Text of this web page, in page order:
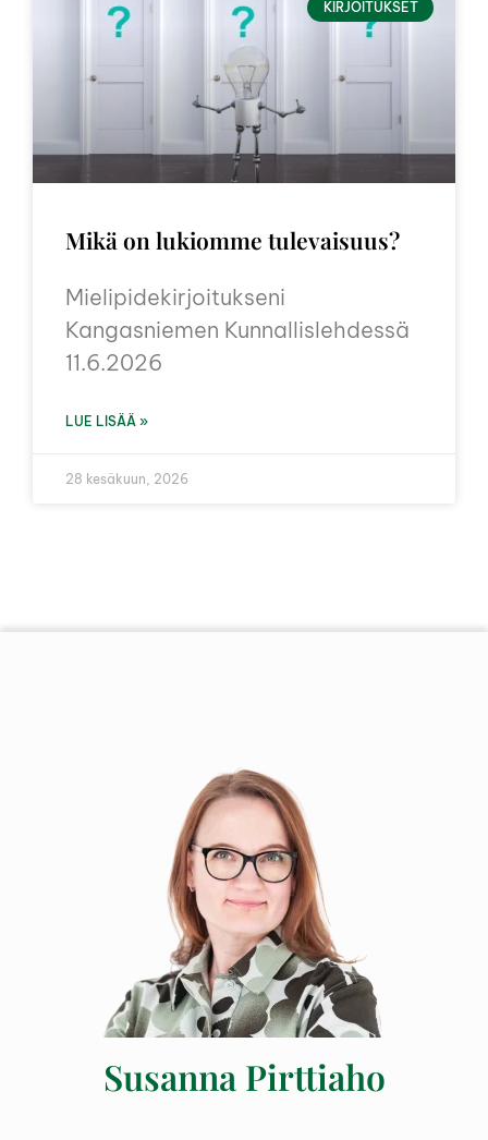
KIRJOITUKSET
Mikä on lukiomme tulevaisuus?
Mielipidekirjoitukseni
Kangasniemen Kunnallislehdessä
11.6.2026
LUE LISÄÄ »
28 kesäkuun, 2026
Susanna Pirttiaho